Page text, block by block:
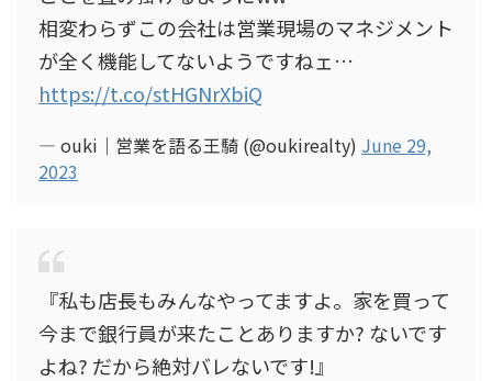
相変わらずこの会社は営業現場のマネジメント
が全く機能してないようですねェ…
https://t.co/stHGNrXbiQ
— ouki｜営業を語る王騎 (@oukirealty) June 29,
2023
『私も店長もみんなやってますよ。家を買って
今まで銀行員が来たことありますか? ないです
よね? だから絶対バレないです!』